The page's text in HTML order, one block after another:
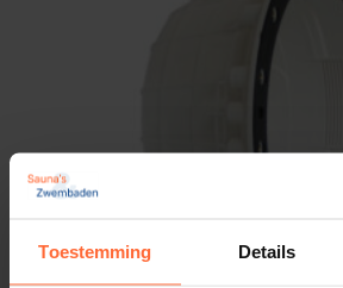
Toestemming Details